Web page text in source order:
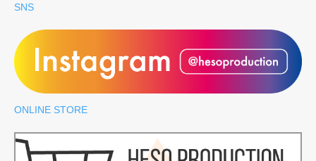
SNS
ONLINE STORE